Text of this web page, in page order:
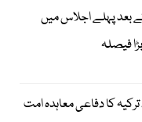
بعد پہلے اجلاس میں
فیصلہ
کا دفاعی معاہدہ امت